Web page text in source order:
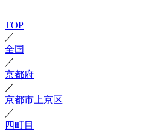
TOP
／
全国
／
京都府
／
京都市上京区
／
四町目